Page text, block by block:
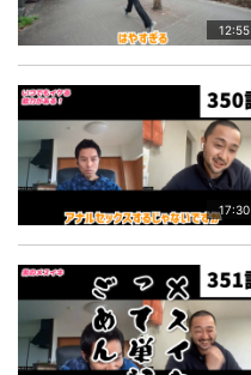
12:55
17:30